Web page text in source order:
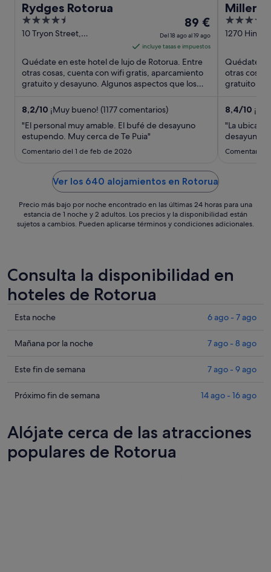
Rydges Rotorua
4.5
out
5
10 Tryon Street,
El
precio
es
de
89 €
por
18
ago
89 €
Del 18 ago al 19 ago
incluye tasas e impuestos
Quédate en este hotel de lujo de Rotorua. Entre
otras cosas, cuenta con wifi gratis, aparcamiento
gratuito y desayuno. Algunos aspectos que los
8,2/10 ¡Muy bueno! (1177 comentarios)
"El personal muy amable. El bufé de desayuno
estupendo. Muy cerca de Te Puia"
Comentario del 1 de feb de 2026
4.5
out
5
1270
Quédate
otras
gratuito y
8,4/10
"La
desayuno
Comentario
Ver los 640 alojamientos en Rotorua
Precio más bajo por noche encontrado en las últimas 24 horas para una
estancia de 1 noche y 2 adultos. Los precios y la disponibilidad están
sujetos a cambios. Pueden aplicarse términos y condiciones adicionales.
Consulta la disponibilidad en
hoteles de Rotorua
Comprueba
precios
Rotorua
esta
ago
7
Esta noche 6 ago - 7 ago
Comprueba
precios
Rotorua
por
noche,
Mañana por la noche 7 ago - 8 ago
Comprueba
precios
para
fin
Este fin de semana 7 ago - 9 ago
Comprueba
en
Rotorua
para
Próximo fin de semana 14 ago - 16 ago
Alójate cerca de las atracciones
populares de Rotorua